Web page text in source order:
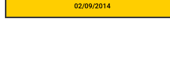
02/09/2014